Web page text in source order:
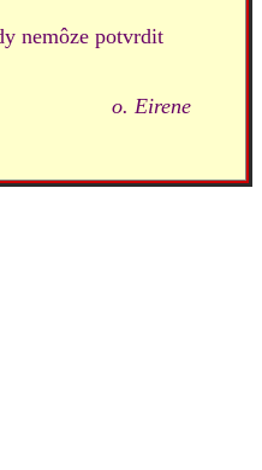
nemôze potvrdit
o. Eirene